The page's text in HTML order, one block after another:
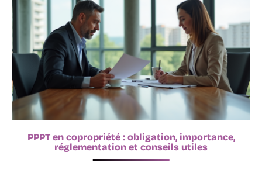
PPPT en copropriété : obligation, importance,
réglementation et conseils utiles